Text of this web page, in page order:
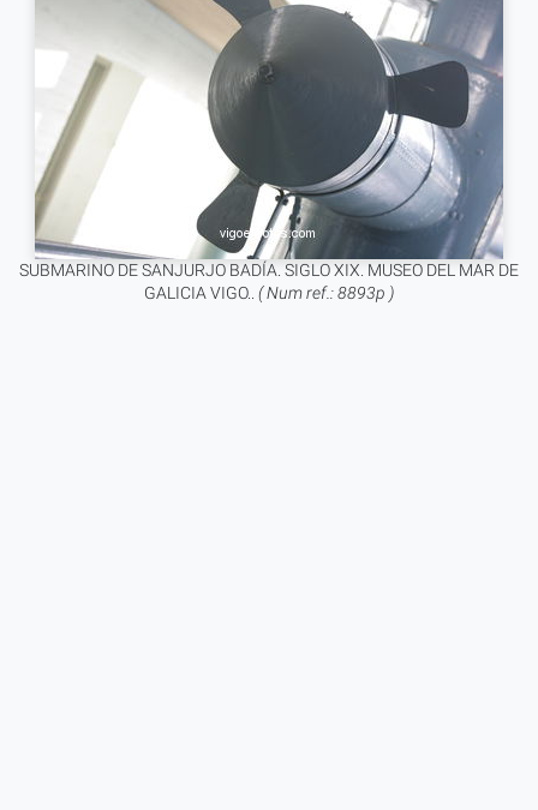
SUBMARINO DE SANJURJO BADÍA. SIGLO XIX. MUSEO DEL MAR DE
GALICIA VIGO.. ( Num ref.: 8893p )